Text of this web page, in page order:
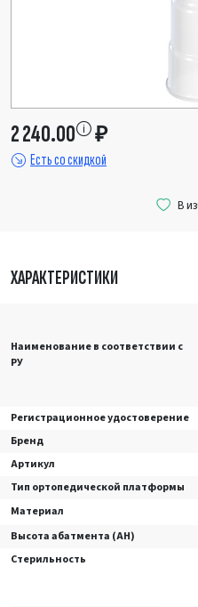
ХАРАКТЕРИСТИКИ
Наименование в соответствии с
РУ
Регистрационное удостоверение
Бренд
Артикул
Тип ортопедической платформы
Материал
Высота абатмента (AH)
Стерильность
2 240.00 ₽
Есть со скидкой